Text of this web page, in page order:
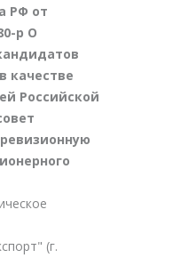
РФ от
р О
качестве
Российской
(г.